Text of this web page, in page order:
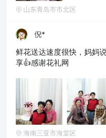
山东青岛市市北区
倪*
鲜花送达速度很快，妈妈
享👍感谢花礼网
海南三亚市海棠区